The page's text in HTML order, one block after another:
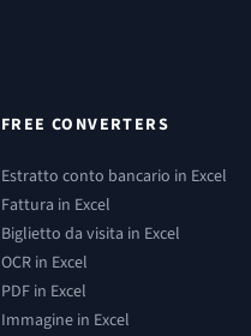
FREE CONVERTERS
Estratto conto bancario in Excel
Fattura in Excel
Biglietto da visita in Excel
OCR in Excel
PDF in Excel
Immagine in Excel